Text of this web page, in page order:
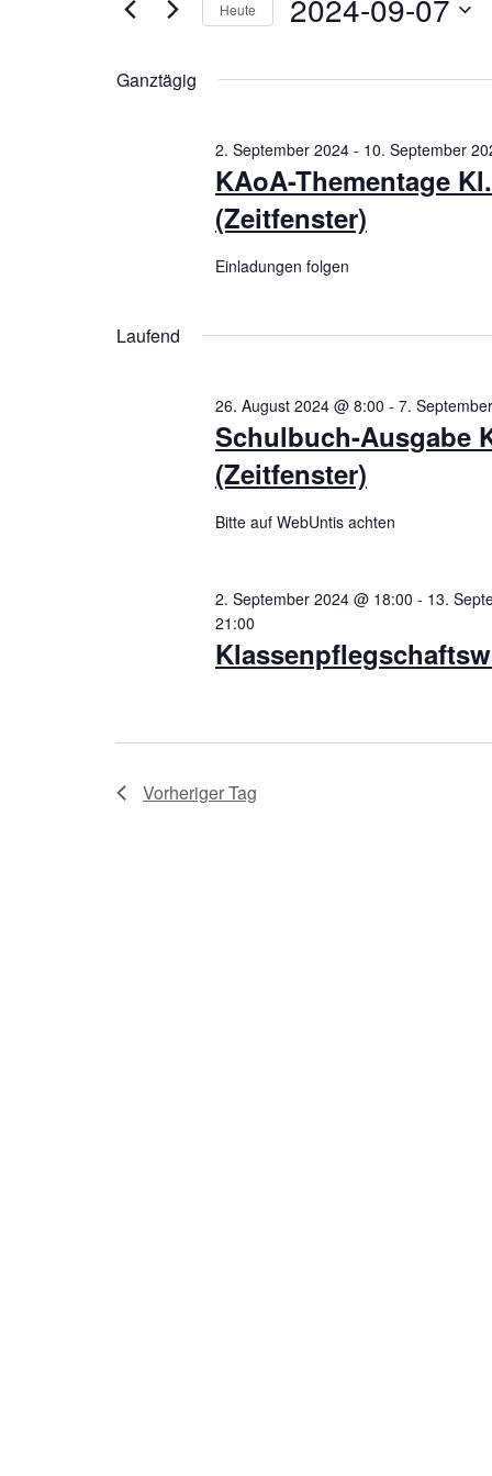
7.
September
Navigation
nach
Schlüsselwort.
Heute 2024-09-07
Ganztägig
KAoA-Thementage
(Zeitfenster)
2. September 2024 - 10. September
Einladungen folgen
Laufend
Schulbuch-Ausgabe
(Zeitfenster)
26. August 2024 @ 8:00 - 7.
Bitte auf WebUntis achten
2. September 2024 @ 18:00 - 13.
21:00
Vorheriger Tag